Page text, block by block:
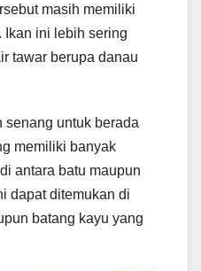
masih memiliki
Ikan ini lebih sering
tawar berupa danau
senang untuk berada
memiliki banyak
antara batu maupun
dapat ditemukan di
batang kayu yang